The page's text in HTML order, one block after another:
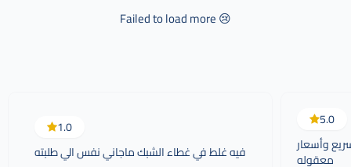
Failed to load more 😢
1.0
فيه غلط في غطاء الشبك ماجاني نفس الي طلبته
5.0
وأسعار
معقوله